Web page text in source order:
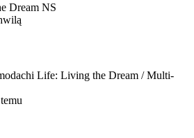
Dream NS
Life: Living the Dream / Multi-